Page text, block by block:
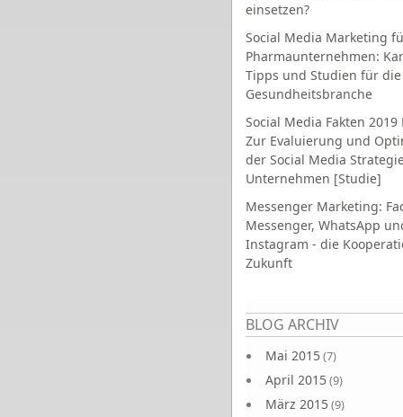
einsetzen?
Social Media Marketing
Pharmaunternehmen:
Tipps und Studien für die
Gesundheitsbranche
Social Media Fakten 2019
Zur Evaluierung und
der Social Media
Unternehmen [Studie]
Messenger Marketing:
Messenger, WhatsApp
Instagram - die
Zukunft
BLOG ARCHIV
Mai 2015(7)
April 2015(9)
März 2015(9)
Seiten